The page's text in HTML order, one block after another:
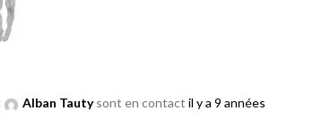
Alban Tautysont en contact il y a 9 années